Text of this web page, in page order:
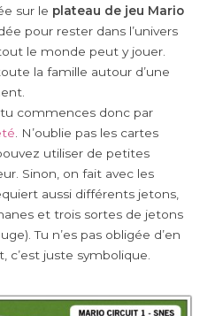
sur le plateau de jeu Mario
pour rester dans l’univers
le monde peut y jouer.
la famille autour d’une
tu commences donc par
. N’oublie pas les cartes
utiliser de petites
Sinon, on fait avec les
aussi différents jetons,
et trois sortes de jetons
Tu n’es pas obligée d’en
juste symbolique.